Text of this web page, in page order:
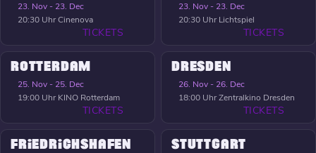
23. Nov - 23. Dec
20:30 UhrCinenova
TICKETS
23. Nov - 23. Dec
20:30 Uhr Lichtspiel
TICKETS
ROTTERDAM
25. Nov - 25. Dec
19:00 Uhr KINO Rotterdam
TICKETS
DRESDEN
26. Nov - 26. Dec
18:00 UhrZentralkino Dresden
TICKETS
FRIEDRICHSHAFEN STUTTGART